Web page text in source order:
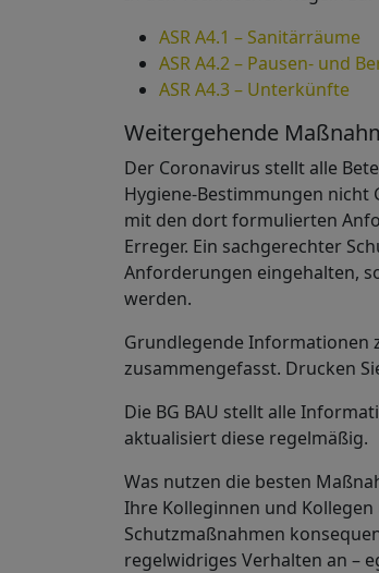
ASR A4.1 – Sanitärräume
ASR A4.2 – Pausen- und
ASR A4.3 – Unterkünfte
Weitergehende
Der Coronavirus stellt alle
Hygiene-Bestimmungen nicht
mit den dort formulierten
Erreger. Ein sachgerechter
Anforderungen eingehalten,
werden.
Grundlegende Informationen
zusammengefasst. Drucken
Die BG BAU stellt alle
aktualisiert diese regelmäßig.
Was nutzen die besten
Ihre Kolleginnen und
Schutzmaßnahmen
regelwidriges Verhalten an –